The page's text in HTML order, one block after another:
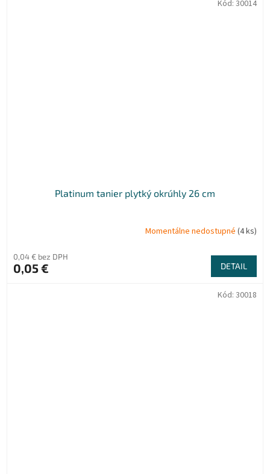
Platinum tanier plytký okrúhly 26 cm
Momentálne nedostupné (4 ks)
0,04 € bez DPH
0,05 € DETAIL
Kód: 30014
Kód: 30018